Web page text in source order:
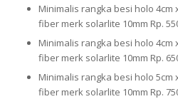
Minimalis rangka besi holo 4cm
fiber merk solarlite 10mm Rp.
Minimalis rangka besi holo 4cm
fiber merk solarlite 10mm Rp.
Minimalis rangka besi holo 5cm
fiber merk solarlite 10mm Rp.